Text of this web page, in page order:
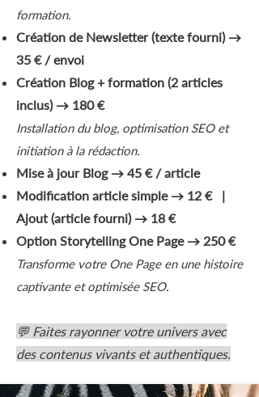
formation.
Création de Newsletter (texte fourni) →
35 € / envoi
Création Blog + formation (2 articles
inclus) → 180 €
Installation du blog, optimisation SEO et
initiation à la rédaction.
Mise à jour Blog → 45 € / article
Modification article simple → 12 € |
Ajout (article fourni) → 18 €
Option Storytelling One Page → 250 €
Transforme votre One Page en une histoire
captivante et optimisée SEO.
💬 Faites rayonner votre univers avec
des contenus vivants et authentiques.